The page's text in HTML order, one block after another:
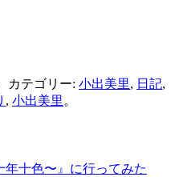
カテゴリー: 小出美里, 日記,
, 小出美里 。
年十色〜』に行ってみた